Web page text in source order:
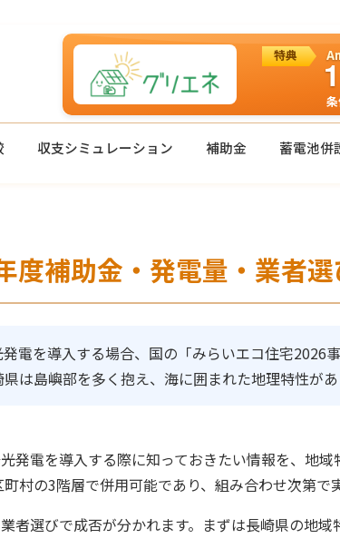
特典
太陽光発電の一括見積もりはグリエネへ
収支シミュレーション 補助金 蓄電池併
度補助金・発電量・業者
電を導入する場合、国の「みらいエコ住宅2026
は島嶼部を多く抱え、海に囲まれた地理特性が
発電を導入する際に知っておきたい情報を、地
村の3階層で併用可能であり、組み合わせ次第で
者選びで成否が分かれます。まずは長崎県の地